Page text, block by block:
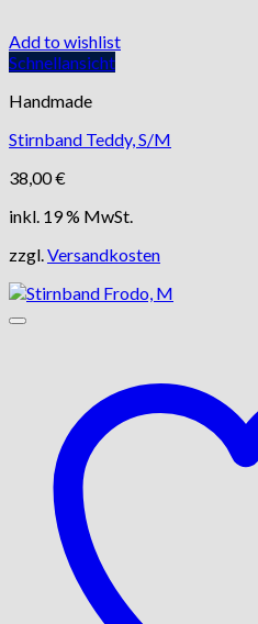
Add to wishlist
Schnellansicht
Handmade
Stirnband Teddy, S/M
38,00€
inkl. 19 % MwSt.
zzgl.Versandkosten